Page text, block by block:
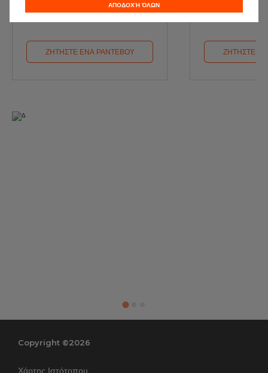
ΖΗΤΗΣΤΕ ΕΝΑ ΡΑΝΤΕΒΟΥ ΖΗΤΗΣΤΕ
Copyright ©2026
Χάρτης Ιστότοπου
ΑΠΟΔΟΧΉ ΌΛΩΝ